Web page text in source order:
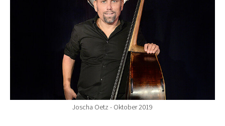
Joscha Oetz - Oktober 2019